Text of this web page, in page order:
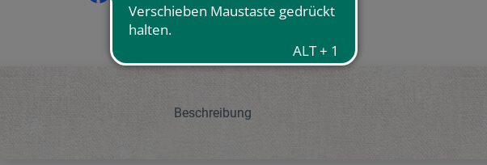
Beschreibung